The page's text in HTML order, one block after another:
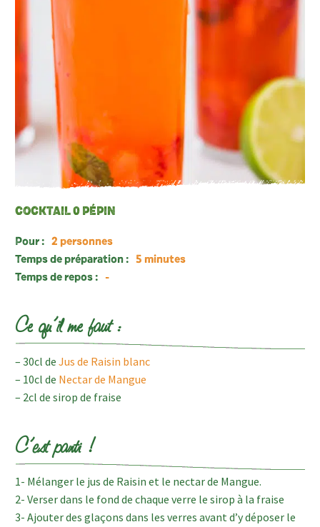
COCKTAIL 0 PÉPIN
Pour :
2 personnes
Temps de préparation :
5 minutes
Temps de repos :
-
Ce qu’il me faut :
– 30cl de Jus de Raisin blanc
– 10cl de Nectar de Mangue
– 2cl de sirop de fraise
C’est parti !
1- Mélanger le jus de Raisin et le nectar de Mangue.
2- Verser dans le fond de chaque verre le sirop à la fraise
3- Ajouter des glaçons dans les verres avant d’y déposer le